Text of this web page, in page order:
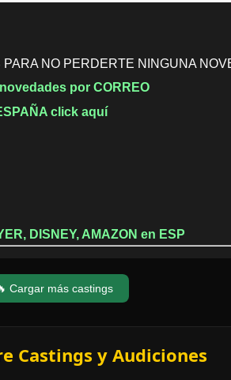
NO PERDERTE NINGUNA
por CORREO
click aquí
DISNEY, AMAZON en ESP
Cargar más castings
Castings y Audiciones